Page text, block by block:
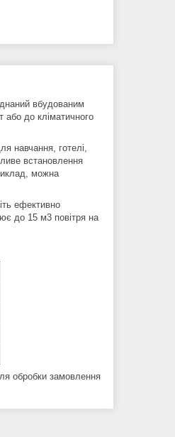
вбудованим
до кліматичного
навчання, готелі,
встановлення
можна
ефективно
до 15 м3 повітря на
обробки замовлення